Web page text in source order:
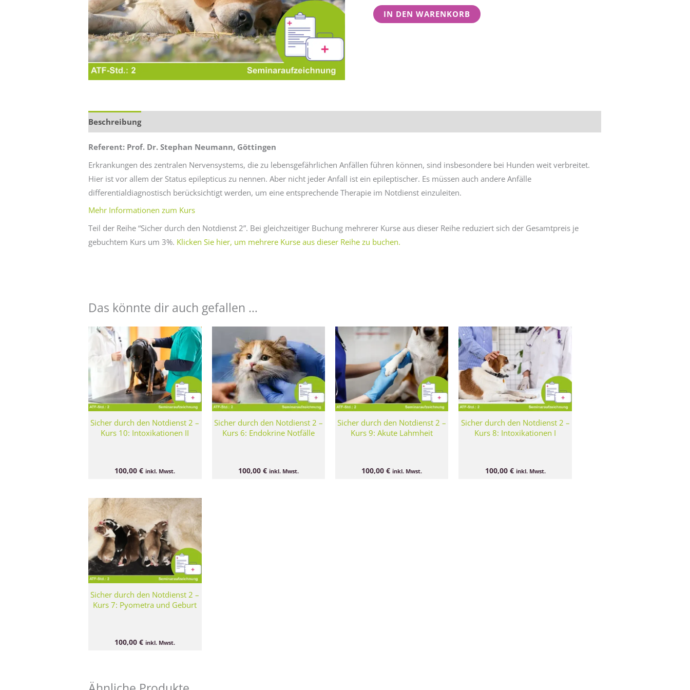
Anfallsleiden
MengeIN DEN WARENKORB
Beschreibung
Referent: Prof. Dr. Stephan Neumann, Göttingen
Erkrankungen des zentralen Nervensystems, die zu lebensgefährlichen Anfällen führen können, sind insbesondere bei Hunden weit verbreitet.
Hier ist vor allem der Status epilepticus zu nennen. Aber nicht jeder Anfall ist ein epileptischer. Es müssen auch andere Anfälle
differentialdiagnostisch berücksichtigt werden, um eine entsprechende Therapie im Notdienst einzuleiten.
Mehr Informationen zum Kurs
Teil der Reihe “Sicher durch den Notdienst 2”. Bei gleichzeitiger Buchung mehrerer Kurse aus dieser Reihe reduziert sich der Gesamtpreis je
gebuchtem Kurs um 3%. Klicken Sie hier, um mehrere Kurse aus dieser Reihe zu buchen.
Das könnte dir auch gefallen …
Sicher durch den Notdienst 2 –
Kurs 10: Intoxikationen II
100,00€ inkl. Mwst.
Sicher durch den Notdienst 2 –
Kurs 6: Endokrine Notfälle
100,00 € inkl. Mwst.
Sicher durch den Notdienst 2 –
Kurs 9: Akute Lahmheit
100,00€ inkl. Mwst.
Sicher durch den Notdienst 2 –
Kurs 8: Intoxikationen I
100,00 € inkl. Mwst.
Sicher durch den Notdienst 2 –
Kurs 7: Pyometra und Geburt
100,00€ inkl. Mwst.